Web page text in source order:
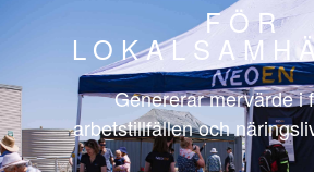
FÖR
Genererar mervärde i
arbetstillfällen och